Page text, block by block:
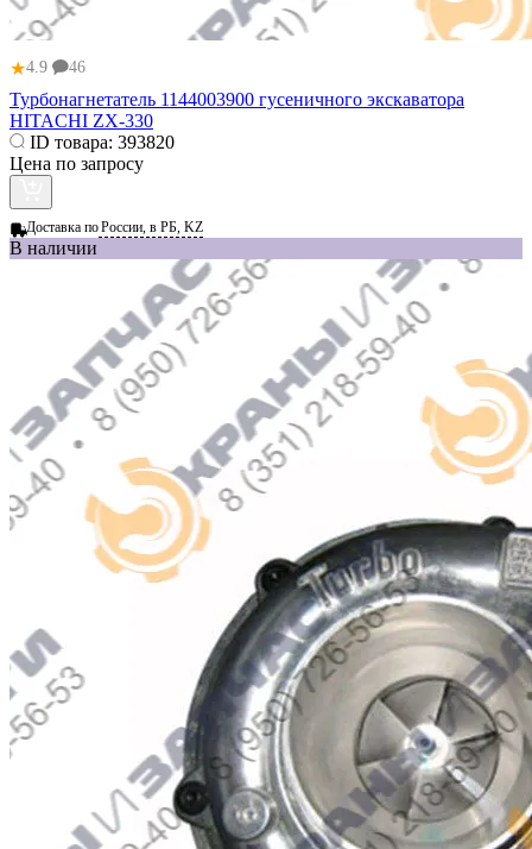
★4.9 46
Турбонагнетатель 1144003900 гусеничного экскаватора
HITACHI ZX-330
ID товара: 393820
Цена по запросу
Доставка поРоссии, в РБ, KZ
В наличии